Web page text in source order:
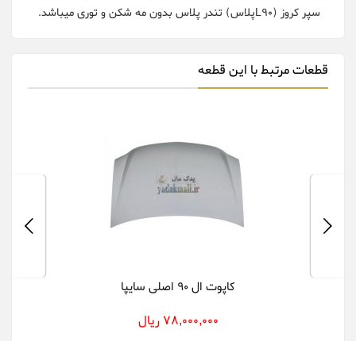
سپر کروز (L90پلاس) تندر پلاس بدون مه شکن و توری میباشد.
قطعات مرتبط با این قطعه
کاپوت ال 90 اصلی سایپا
78,000,000 ریال